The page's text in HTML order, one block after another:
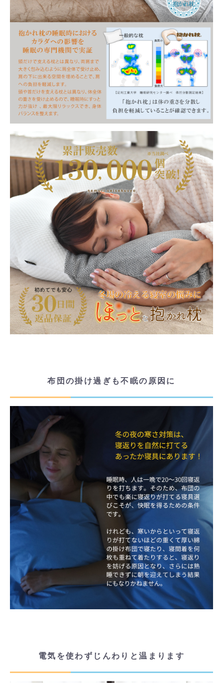
布団の掛け過ぎも不眠の原因に
電気を使わずじんわりと温まります